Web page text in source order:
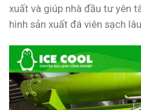
xuất và giúp nhà đầu tư yên
hình sản xuất đá viên sạch